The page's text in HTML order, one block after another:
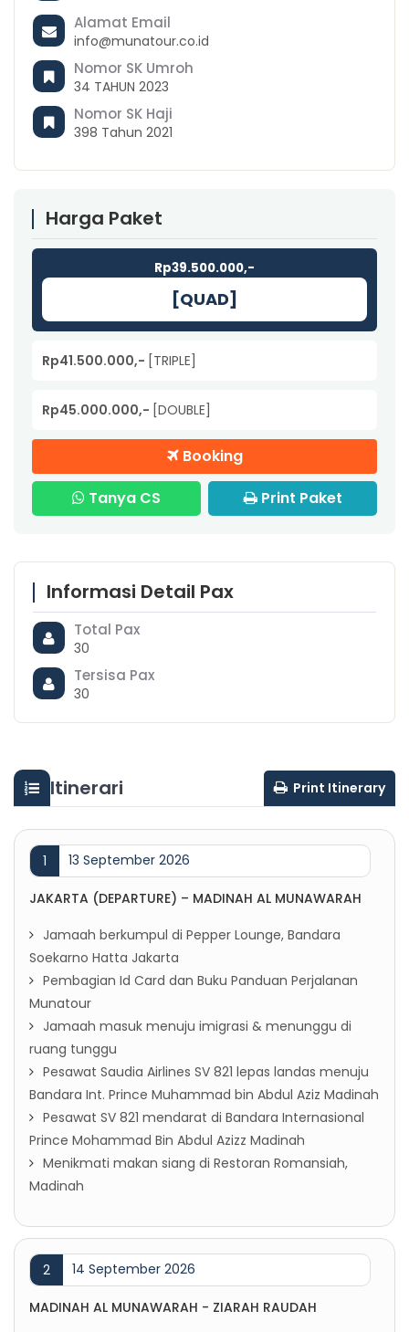
Alamat Email
info@munatour.co.id
Nomor SK Umroh
34 TAHUN 2023
Nomor SK Haji
398 Tahun 2021
Harga Paket
Rp39.500.000,-
[QUAD]
Rp41.500.000,- [TRIPLE]
Rp45.000.000,- [DOUBLE]
Booking
Tanya CS
Print Paket
Informasi Detail Pax
Total Pax
30
Tersisa Pax
30
Itinerari Print Itinerary
1 13 September 2026
JAKARTA (DEPARTURE) – MADINAH AL MUNAWARAH
Jamaah berkumpul di Pepper Lounge, Bandara
Soekarno Hatta Jakarta
Pembagian Id Card dan Buku Panduan Perjalanan
Munatour
Jamaah masuk menuju imigrasi & menunggu di
ruang tunggu
Pesawat Saudia Airlines SV 821 lepas landas menuju
Bandara Int. Prince Muhammad bin Abdul Aziz Madinah
Pesawat SV 821 mendarat di Bandara Internasional
Prince Mohammad Bin Abdul Azizz Madinah
Menikmati makan siang di Restoran Romansiah,
Madinah
2 14 September 2026
MADINAH AL MUNAWARAH - ZIARAH RAUDAH